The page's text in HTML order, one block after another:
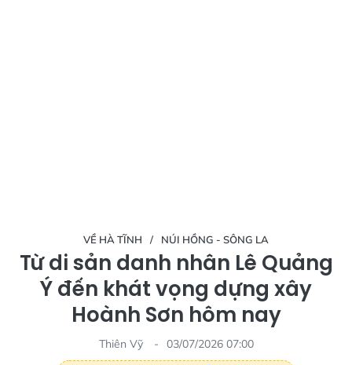
VỀ HÀ TĨNH NÚI HỒNG - SÔNG LA
Từ di sản danh nhân Lê Quảng
Ý đến khát vọng dựng xây
Hoành Sơn hôm nay
Thiên Vỹ
03/07/2026 07:00